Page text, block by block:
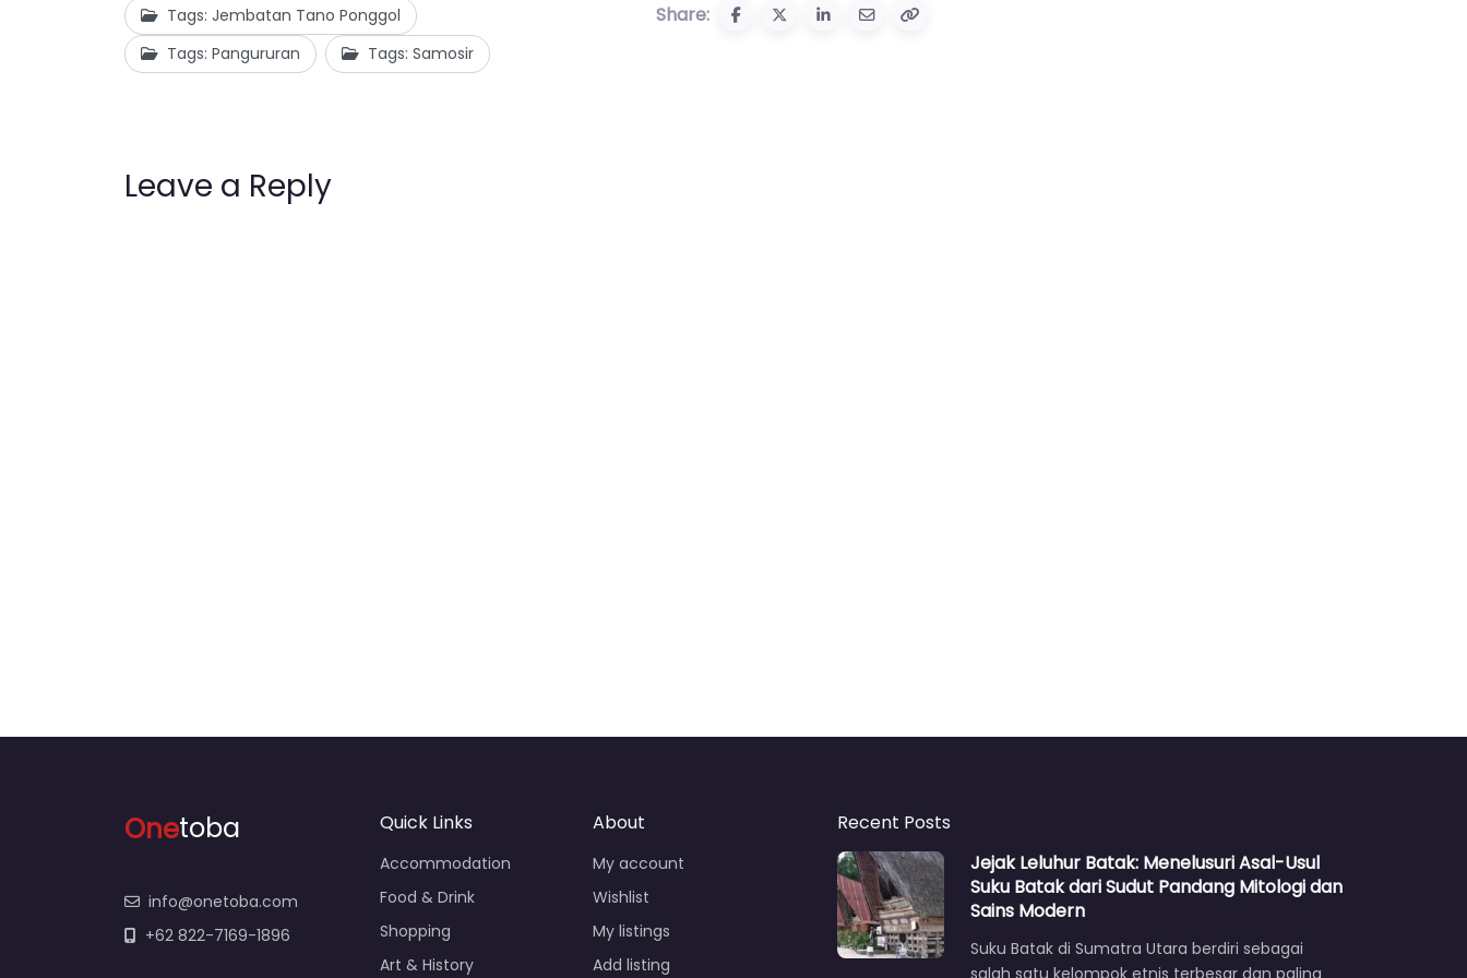
Tags: Jembatan Tano Ponggol
Tags: Pangururan
Tags: Samosir
Share:
Leave a Reply
Onetoba
info@onetoba.com
+62 822-7169-1896
Quick Links
Accommodation
Food & Drink
Shopping
Art & History
About
My account
Wishlist
My listings
Add listing
Recent Posts
Jejak Leluhur Batak: Menelusuri Asal-Usul
Suku Batak dari Sudut Pandang Mitologi dan
Sains Modern
Suku Batak di Sumatra Utara berdiri sebagai